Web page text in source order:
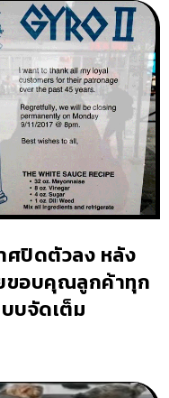
ศปิดตัวลง หลัง
ขอบคุณลูกค้าทุก
บจัดเต็ม